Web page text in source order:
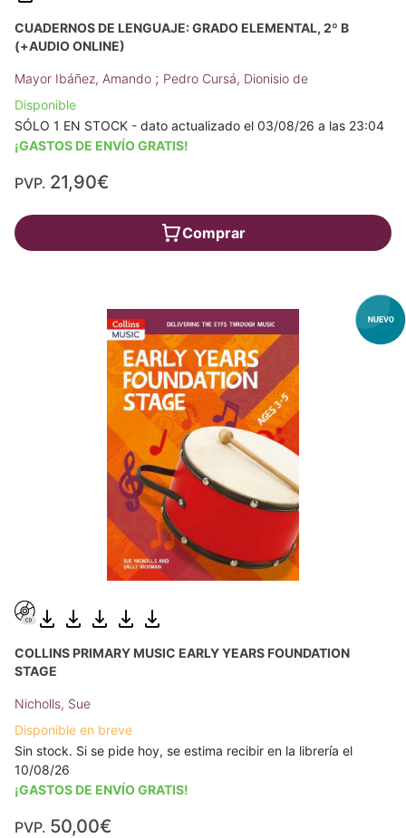
CUADERNOS DE LENGUAJE: GRADO ELEMENTAL, 2º B
(+AUDIO ONLINE)
Mayor Ibáñez, Amando ; Pedro Cursá, Dionisio de
Disponible
SÓLO 1 EN STOCK - dato actualizado el 03/08/26 a las 23:04
¡GASTOS DE ENVÍO GRATIS!
PVP. 21,90€
Comprar
COLLINS PRIMARY MUSIC EARLY YEARS FOUNDATION
STAGE
Nicholls, Sue
Disponible en breve
Sin stock. Si se pide hoy, se estima recibir en la librería el
10/08/26
¡GASTOS DE ENVÍO GRATIS!
PVP. 50,00€